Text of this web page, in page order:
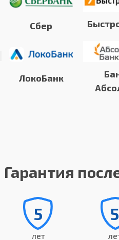
Сбер
ЛокоБанк
Гарантия
5
лет
5